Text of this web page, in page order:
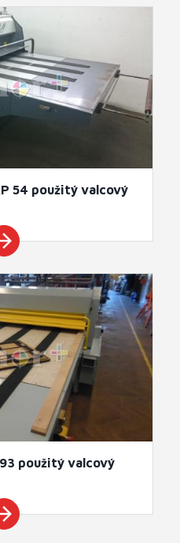
54 použitý valcový
použitý valcový